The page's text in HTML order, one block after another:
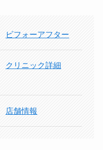
ビフォーアフター
クリニック詳細
店舗情報